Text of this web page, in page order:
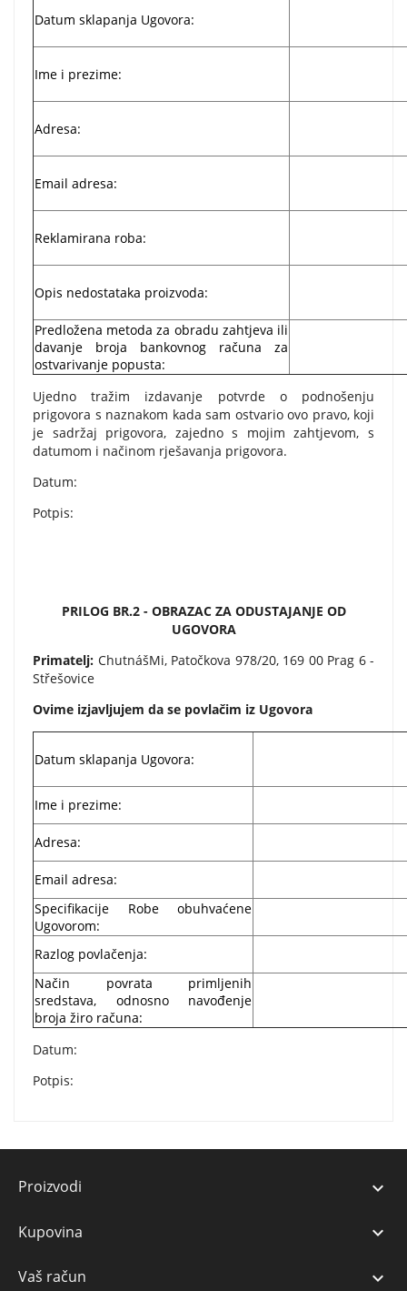
Datum sklapanja Ugovora:
Ime i prezime:
Adresa:
Email adresa:
Reklamirana roba:
Opis nedostataka proizvoda:
Predložena metoda za obradu zahtjeva ili
davanje broja bankovnog računa za
ostvarivanje popusta:
Ujedno tražim izdavanje potvrde o podnošenju
prigovora s naznakom kada sam ostvario ovo pravo, koji
je sadržaj prigovora, zajedno s mojim zahtjevom, s
datumom i načinom rješavanja prigovora.
Datum:
Potpis:
PRILOG BR.2 - OBRAZAC ZA ODUSTAJANJE OD
UGOVORA
Primatelj: ChutnášMi, Patočkova 978/20, 169 00 Prag 6 -
Střešovice
Ovime izjavljujem da se povlačim iz Ugovora
Datum sklapanja Ugovora:
Ime i prezime:
Adresa:
Email adresa:
Specifikacije Robe obuhvaćene
Ugovorom:
Razlog povlačenja:
Način povrata primljenih
sredstava, odnosno navođenje
broja žiro računa:
Datum:
Potpis:
Proizvodi 
Kupovina 
Vaš račun 